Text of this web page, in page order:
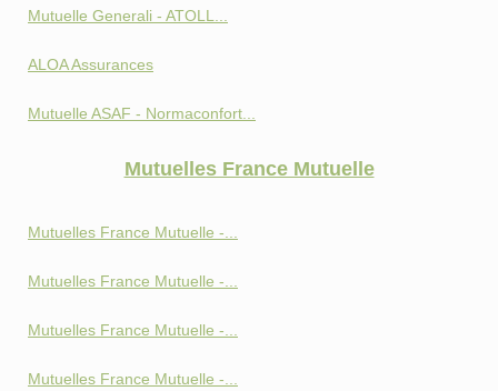
Mutuelle Generali - ATOLL...
ALOA Assurances
Mutuelle ASAF - Normaconfort...
Mutuelles France Mutuelle
Mutuelles France Mutuelle -...
Mutuelles France Mutuelle -...
Mutuelles France Mutuelle -...
Mutuelles France Mutuelle -...